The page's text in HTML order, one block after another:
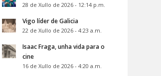
28 de Xullo de 2026 - 12:14 p.m.
Vigo líder de Galicia
22 de Xullo de 2026 - 4:23 a.m.
Isaac Fraga, unha vida para o
cine
16 de Xullo de 2026 - 4:20 a.m.